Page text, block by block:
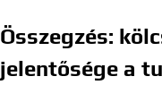
Összegzés:
jelentősége a